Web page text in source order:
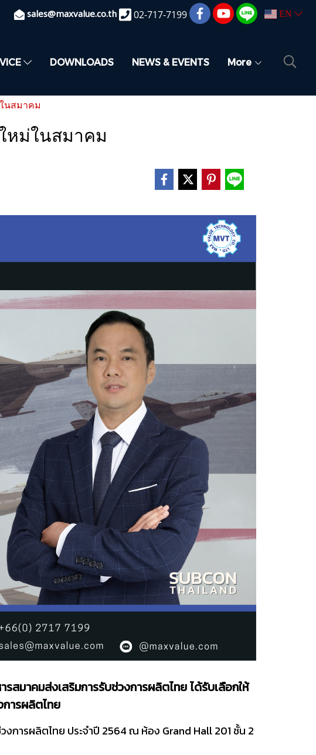
sales@maxvalue.co.th 02-717-7199 EN
DOWNLOADS NEWS & EVENTS More
นสมาคม
หม่ในสมาคม
สมาคมส่งเสริมการรับช่วงการผลิตไทย ได้รับเลือกให้
ารผลิตไทย
การผลิตไทย ประจำปี 2564 ณ ห้อง Grand Hall 201 ชั้น 2